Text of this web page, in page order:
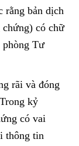
rằng bản dịch
có chữ
Tư
rãi và đóng
kỷ
có vai
thông tin